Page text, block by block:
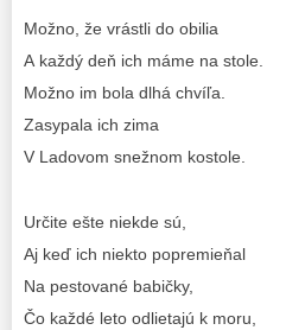
Možno, že vrástli do obilia
A každý deň ich máme na stole.
Možno im bola dlhá chvíľa.
Zasypala ich zima
V Ladovom snežnom kostole.
Určite ešte niekde sú,
Aj keď ich niekto popremieňal
Na pestované babičky,
Čo každé leto odlietajú k moru,